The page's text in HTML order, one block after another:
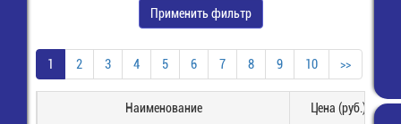
Применить фильтр
1 2 3 4 5 6 7 8 9 10 >>
Наименование Цена (руб.)